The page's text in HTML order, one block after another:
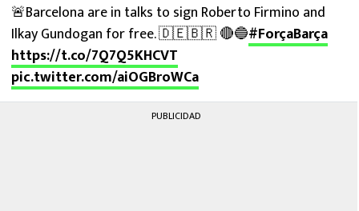
🚨Barcelona are in talks to sign Roberto Firmino and
Ilkay Gundogan for free. 🇩🇪🇧🇷 🔴🔵#ForçaBarça
https://t.co/7Q7Q5KHCVT
pic.twitter.com/aiOGBroWCa
PUBLICIDAD